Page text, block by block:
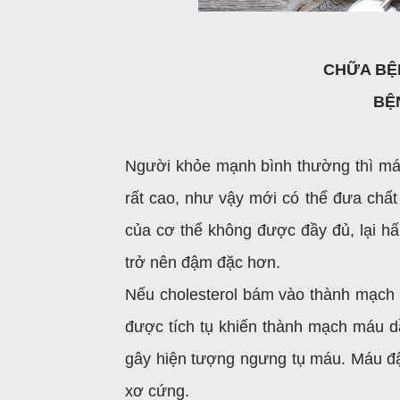
CHỮA
Người khỏe mạnh bình thường thì
rất cao, như vậy mới có thể đưa
của cơ thể không được đầy đủ, lại
trở nên đậm đặc hơn.
Nếu cholesterol bám vào thành
được tích tụ khiến thành mạch máu
gây hiện tượng ngưng tụ máu. Máu
xơ cứng.